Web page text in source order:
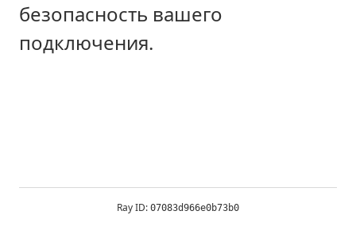
безопасность вашего
подключения.
Ray ID: 07083d966e0b73b0